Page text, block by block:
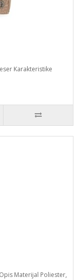
Karakteristike
Materijal Poliester,